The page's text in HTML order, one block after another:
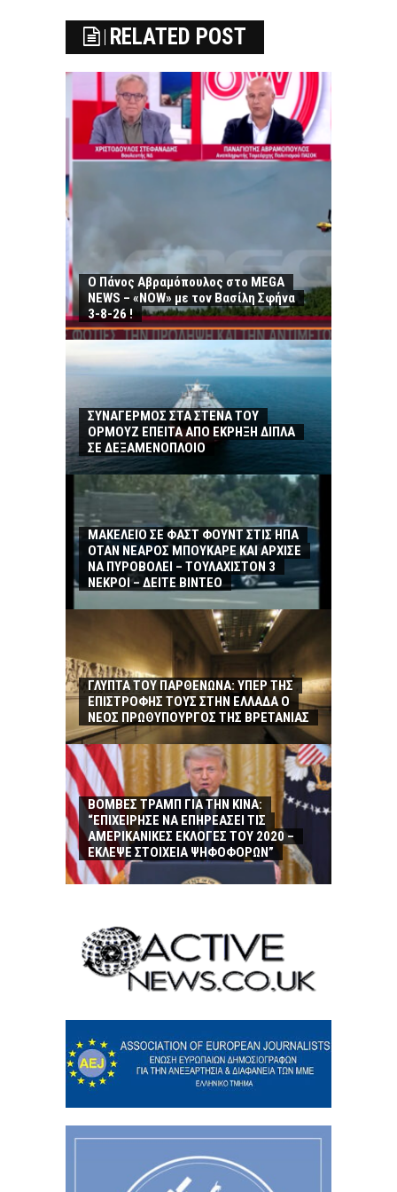
RELATED POST
Ο Πάνος Αβραμόπουλος στο MEGA
NEWS – «NOW» με τον Βασίλη Σφήνα
3-8-26 !
ΣΥΝΑΓΕΡΜΟΣ ΣΤΑ ΣΤΕΝΑ ΤΟΥ
ΟΡΜΟΥΖ ΕΠΕΙΤΑ ΑΠΟ ΕΚΡΗΞΗ ΔΙΠΛΑ
ΣΕ ΔΕΞΑΜΕΝΟΠΛΟΙΟ
ΜΑΚΕΛΕΙΟ ΣΕ ΦΑΣΤ ΦΟΥΝΤ ΣΤΙΣ ΗΠΑ
ΟΤΑΝ ΝΕΑΡΟΣ ΜΠΟΥΚΑΡΕ ΚΑΙ ΑΡΧΙΣΕ
ΝΑ ΠΥΡΟΒΟΛΕΙ – ΤΟΥΛΑΧΙΣΤΟΝ 3
ΝΕΚΡΟΙ – ΔΕΙΤΕ ΒΙΝΤΕΟ
ΓΛΥΠΤΑ ΤΟΥ ΠΑΡΘΕΝΩΝΑ: ΥΠΕΡ ΤΗΣ
ΕΠΙΣΤΡΟΦΗΣ ΤΟΥΣ ΣΤΗΝ ΕΛΛΑΔΑ Ο
ΝΕΟΣ ΠΡΩΘΥΠΟΥΡΓΟΣ ΤΗΣ ΒΡΕΤΑΝΙΑΣ
ΒΟΜΒΕΣ ΤΡΑΜΠ ΓΙΑ ΤΗΝ ΚΙΝΑ:
“ΕΠΙΧΕΙΡΗΣΕ ΝΑ ΕΠΗΡΕΑΣΕΙ ΤΙΣ
ΑΜΕΡΙΚΑΝΙΚΕΣ ΕΚΛΟΓΕΣ ΤΟΥ 2020 –
ΕΚΛΕΨΕ ΣΤΟΙΧΕΙΑ ΨΗΦΟΦΟΡΩΝ”